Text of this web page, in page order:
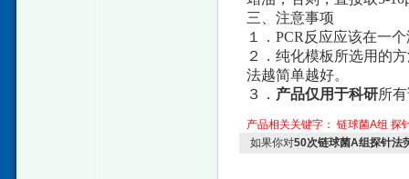
三、注意事项
１．PCR反应应该在一
２．纯化模板所选用的
法越简单越好。
３． 产品仅用于科研所
产品相关关键字： 链球菌A组 探
如果你对50次链球菌A组探针法